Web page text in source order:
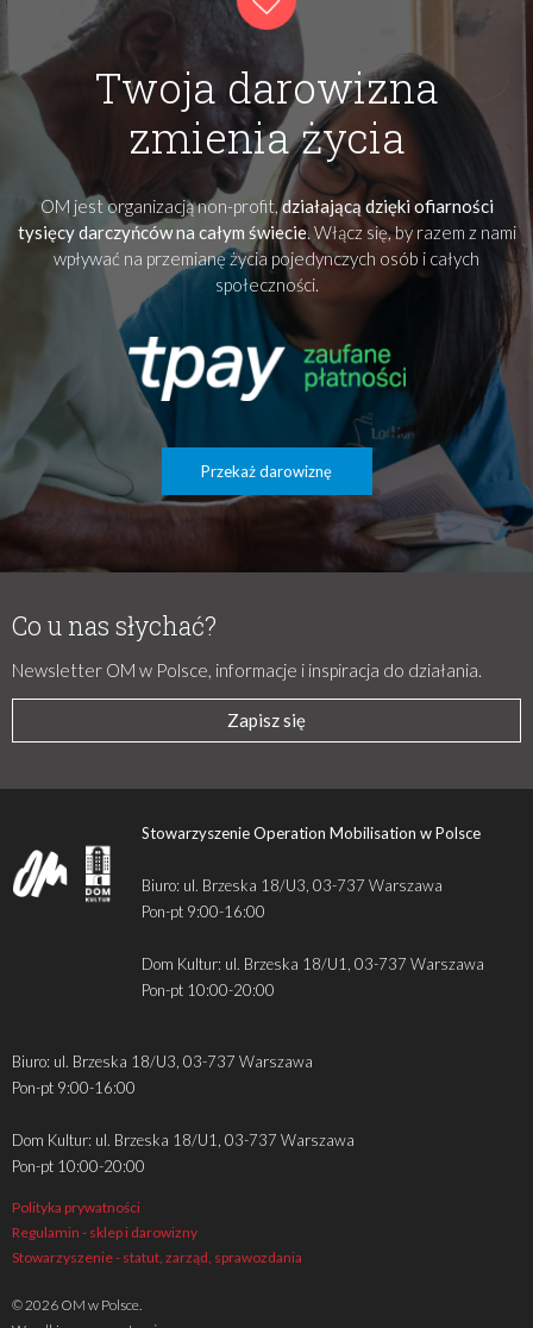
Twoja darowizna
zmienia życia
OM jest organizacją non-profit,działającą dzięki ofiarności
tysięcy darczyńców na całym świecie. Włącz się, by razem z nami
wpływać na przemianę życia pojedynczych osób i całych
społeczności.
Przekaż darowiznę
Co u nas słychać?
Newsletter OM w Polsce, informacje i inspiracja do działania.
Zapisz się
Stowarzyszenie Operation Mobilisation w Polsce
Biuro: ul. Brzeska 18/U3, 03-737 Warszawa
Pon-pt 9:00-16:00
Dom Kultur: ul. Brzeska 18/U1, 03-737 Warszawa
Pon-pt 10:00-20:00
Biuro: ul. Brzeska 18/U3, 03-737 Warszawa
Pon-pt 9:00-16:00
Dom Kultur: ul. Brzeska 18/U1, 03-737 Warszawa
Pon-pt 10:00-20:00
Polityka prywatności
Regulamin - sklep i darowizny
Stowarzyszenie - statut, zarząd, sprawozdania
© 2026 OM w Polsce.